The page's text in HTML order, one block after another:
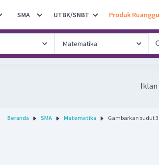
SMA UTBK/SNBT Produk
Iklan
Beranda SMA Matematika Gambarkan sudut